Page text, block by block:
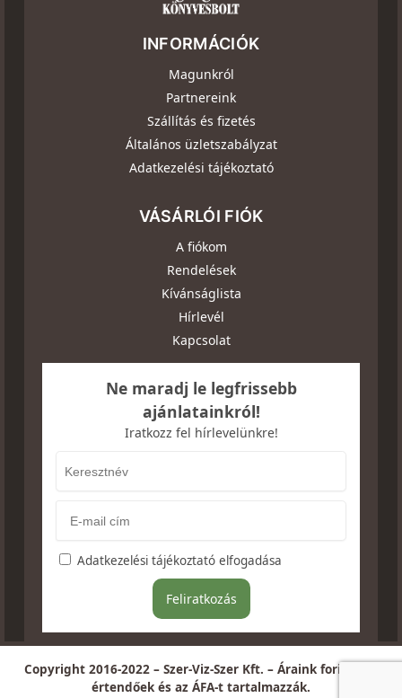
INFORMÁCIÓK
Magunkról
Partnereink
Szállítás és fizetés
Általános üzletszabályzat
Adatkezelési tájékoztató
VÁSÁRLÓI FIÓK
A fiókom
Rendelések
Kívánságlista
Hírlevél
Kapcsolat
Ne maradj le legfrissebb
ajánlatainkról!
Iratkozz fel hírlevelünkre!
Adatkezelési tájékoztató elfogadása
Copyright 2016-2022 – Szer-Viz-Szer Kft. – Áraink forintban
értendőek és az ÁFA-t tartalmazzák.